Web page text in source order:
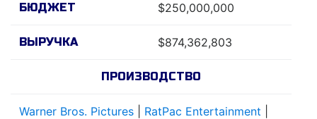
БЮДЖЕТ $250,000,000
ВЫРУЧКА $874,362,803
ПРОИЗВОДСТВО
Warner Bros. Pictures RatPac Entertainment